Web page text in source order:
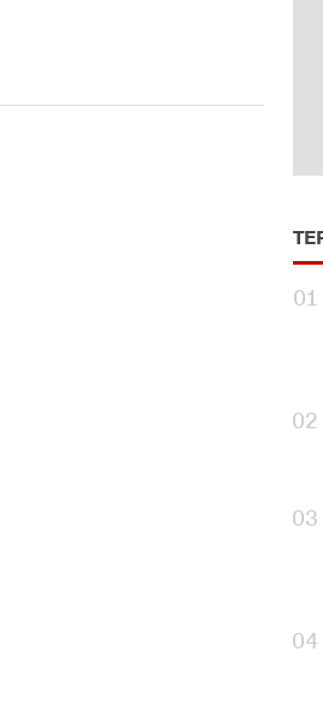
01
02
03
04